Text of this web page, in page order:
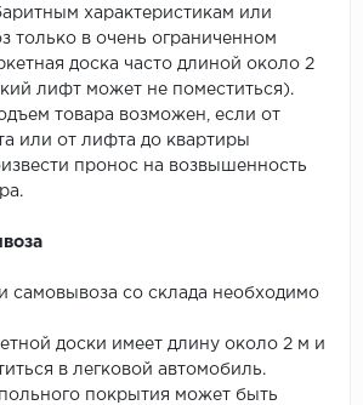
характеристикам или
только в очень ограниченном
доска часто длиной около 2
лифт может не поместиться).
товара возможен, если от
или от лифта до квартиры
пронос на возвышенность
самовывоза со склада необходимо
доски имеет длину около 2 м и
в легковой автомобиль.
покрытия может быть